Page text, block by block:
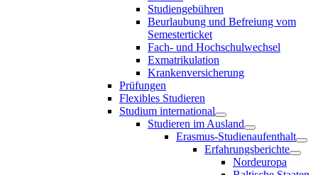
Studiengebühren
Beurlaubung und Befreiung vom
Semesterticket
Fach- und Hochschulwechsel
Exmatrikulation
Krankenversicherung
Prüfungen
Flexibles Studieren
Studium international
Studieren im Ausland
Erasmus-Studienaufenthalt
Erfahrungsberichte
Nordeuropa